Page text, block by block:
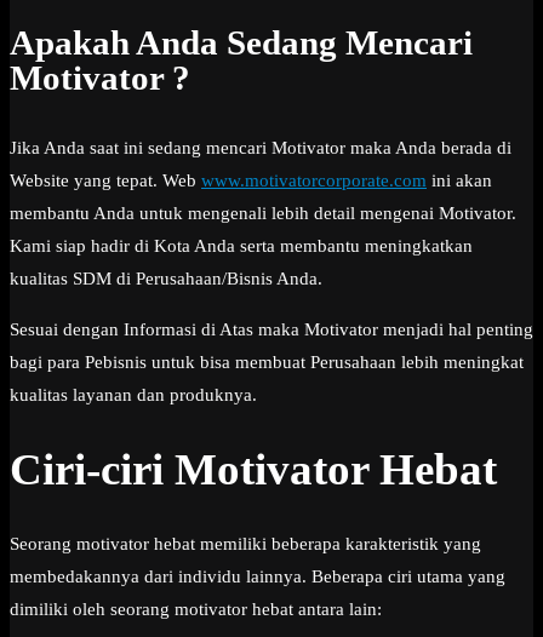
Apakah Anda Sedang Mencari
Motivator ?
Jika Anda saat ini sedang mencari Motivator maka Anda berada di
Website yang tepat. Web www.motivatorcorporate.com ini akan
membantu Anda untuk mengenali lebih detail mengenai Motivator.
Kami siap hadir di Kota Anda serta membantu meningkatkan
kualitas SDM di Perusahaan/Bisnis Anda.
Sesuai dengan Informasi di Atas maka Motivator menjadi hal penting
bagi para Pebisnis untuk bisa membuat Perusahaan lebih meningkat
kualitas layanan dan produknya.
Ciri-ciri Motivator Hebat
Seorang motivator hebat memiliki beberapa karakteristik yang
membedakannya dari individu lainnya. Beberapa ciri utama yang
dimiliki oleh seorang motivator hebat antara lain: